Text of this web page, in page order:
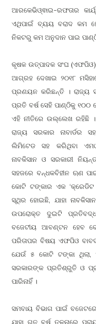
ଆରକେଭିଓ୍ଵାଇ-ରଫତାର
ଏଥିପାଇଁ ବ୍ୟୟ ବରାଦ କମ
ନିକଟରୁ କମ ଅନୁଦାନ ପାଇ ପା
କୃଷକ ଉତ୍ପାଦକ ସଂଘ
ଆଗ୍ରହ ଦେଖାଇ ୨୦୧୮
ପ୍ରଣୟନ କରିଛନ୍ତି । ରାଜ୍ୟ
ପ୍ରତି ବର୍ଷ ସେହି ପାଣ୍ଠିକୁ ୧୦୦
ଏହି ନୀତିରେ ଉଲ୍ଲେଖ ରହିଛି
ରାଜ୍ୟ ସରକାର ନାବାର୍ଡର
ଲିମିଟେଡ ସହ କରିଥିବା
ନାବକିସାନ ଓ ସରକାରୀ
ସହଜରେ ବନ୍ଧକବିହୀନ ଋଣ
କୋଟି ଟଙ୍କାର ଏକ ‘କ୍ରେଡିଟ
ସ୍ଥିର ହୋଇଛି, ଯାହା
ଉପରୋକ୍ତ ଦୁଇଟି
ବଜେଟୀୟ ଆବଣ୍ଟନ ହେବ
ପରିତାପର ବିଷୟ ଏଫପିଓ
ଯେଉଁ ୫ କୋଟି ଟଙ୍କା ଥିଲା,
ସରକାରଙ୍କ ପ୍ରତିଶ୍ରୁତି ଓ
ପାରିନାହିଁ ।
ସମବାୟ ବିଭାଗ ପାଇଁ
ଯାହା ଗତ ବର୍ଷ ତୁଳନାରେ